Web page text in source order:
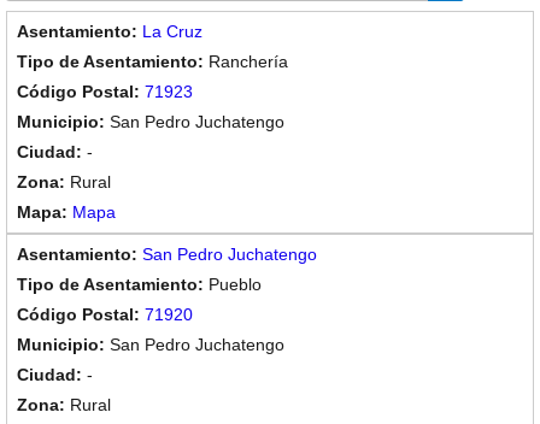
La Cruz
Ranchería
71923
San Pedro Juchatengo
-
Rural
Mapa
San Pedro Juchatengo
Pueblo
71920
San Pedro Juchatengo
-
Rural